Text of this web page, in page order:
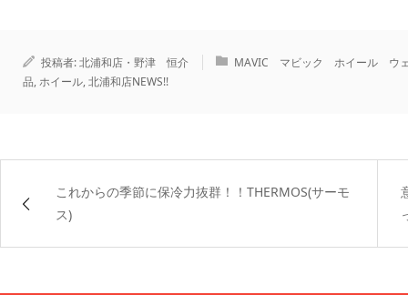
投稿者:北浦和店・野津 恒介
MAVIC マビック ホイール ウ
品,ホイール,北浦和店NEWS!!
これからの季節に保冷力抜群！！THERMOS(サーモ
ス)